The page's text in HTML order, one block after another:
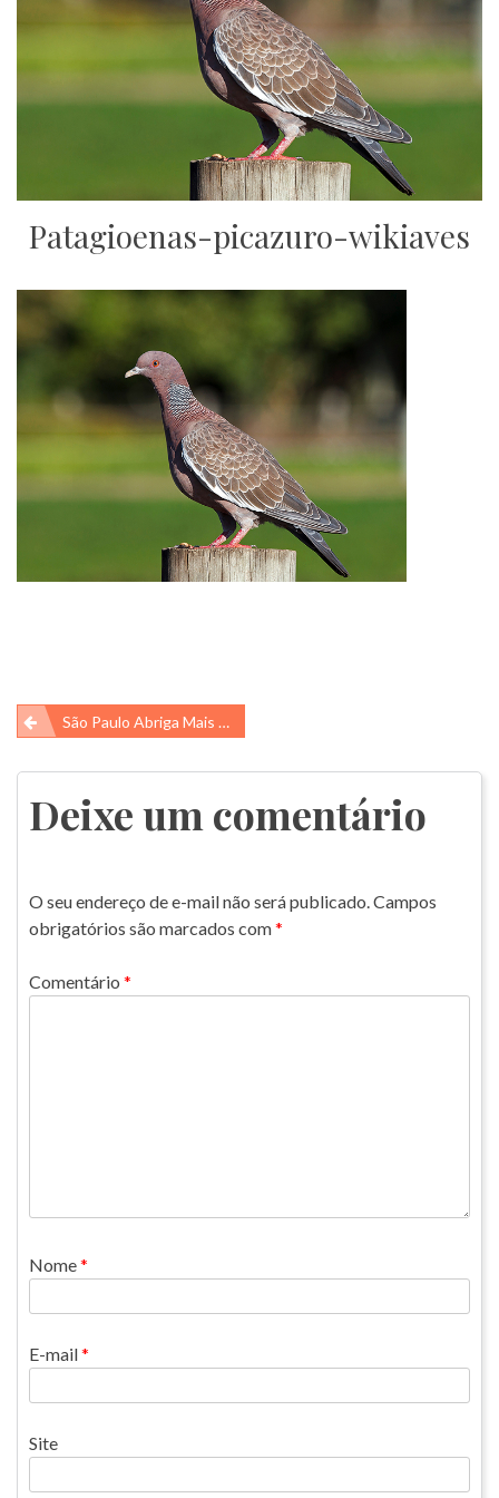
Patagioenas-picazuro-wikiaves
Navegação
de
Post
São Paulo Abriga Mais Aves Nativas Do Que Chile E Portugal
Deixe um comentário
O seu endereço de e-mail não será publicado.Campos
obrigatórios são marcados com*
Comentário *
Nome*
E-mail*
Site